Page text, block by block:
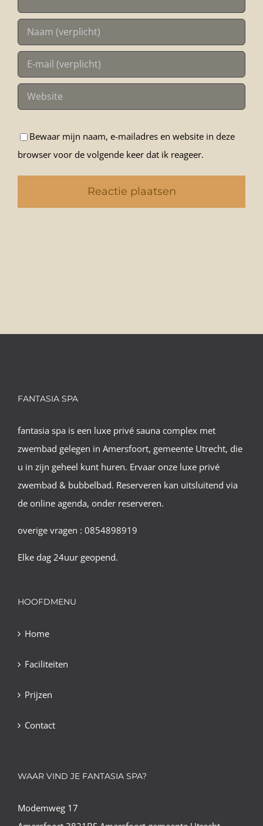
Bewaar mijn naam, e-mailadres en website in deze
browser voor de volgende keer dat ik reageer.
FANTASIA SPA
fantasia spa is een luxe privé sauna complex met
zwembad gelegen in Amersfoort, gemeente Utrecht, die
u in zijn geheel kunt huren. Ervaar onze luxe privé
zwembad & bubbelbad. Reserveren kan uitsluitend via
de online agenda, onder reserveren.
overige vragen : 0854898919
Elke dag 24uur geopend.
HOOFDMENU
Home
Faciliteiten
Prijzen
Contact
WAAR VIND JE FANTASIA SPA?
Modemweg 17